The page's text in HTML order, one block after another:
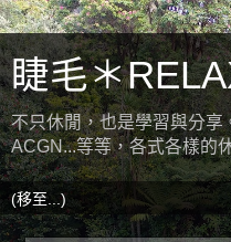
睫毛＊
不只休閒，也是學習與分享
ACGN...等等，各式各樣的